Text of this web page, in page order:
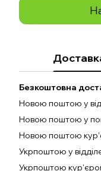
Безкоштовна
Новою поштою у
Новою поштою у
Новою поштою
Укрпоштою у
Укрпоштою